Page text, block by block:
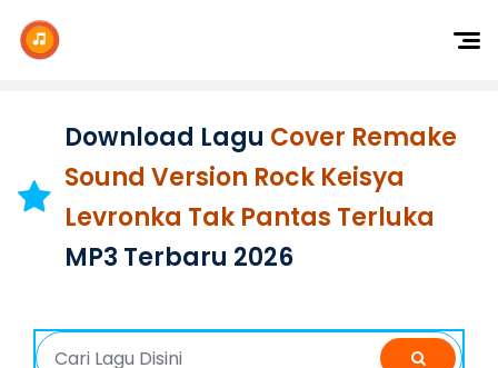
Dangdut
Indonesia
Barat
Download Lagu Cover Remake
Sound Version Rock Keisya
Levronka Tak Pantas Terluka
MP3 Terbaru 2026